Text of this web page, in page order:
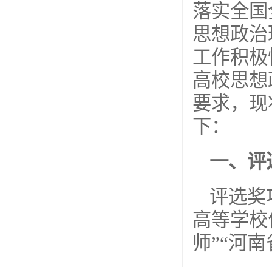
落实全
思想政
工作积
高校思
要求，
下：
一、评
评选奖
高等学
师”“河